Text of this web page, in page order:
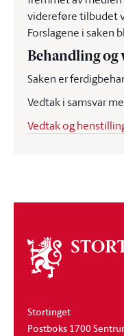
videreføre tilbudet
Forslagene i saken
Behandling og
Saken er
Vedtak i samsvar
Vedtak og
Om
stortinget
Stortinget
Postboks 1700